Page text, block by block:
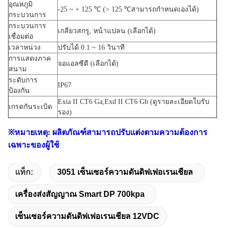
อุณหภูมิ
กระบวนการ
-25 ~ + 125 ℃ (> 125 ℃สามารถกำหนดเองได้)
กระบวนการ
เชื่อมต่อ
เกลียวสกรู, หน้าแปลน (เลือกได้)
เวลาหน่วง
ปรับได้ 0.1 ~ 16 วินาที
การแสดงภาค
สนาม
จอแอลซีดี (เลือกได้)
ระดับการ
ป้องกัน
IP67
เกรดกันระเบิด
Exia II CT6 Ga,Exd II CT6 Gb (ดูรายละเอียดใบรับ
รอง)
※หมายเหตุ: ผลิตภัณฑ์สามารถปรับแต่งตามความต้องการ
เฉพาะของผู้ใช้
แท็ก: 3051 เซ็นเซอร์ความดันดิฟเฟอเรนเชียล
เครื่องส่งสัญญาณ Smart DP 700kpa
เซ็นเซอร์ความดันดิฟเฟอเรนเชียล 12VDC